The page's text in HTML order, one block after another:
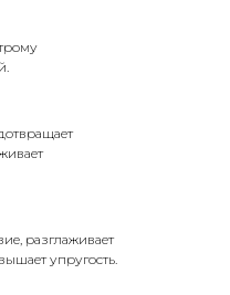
разглаживает
упругость.